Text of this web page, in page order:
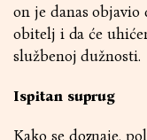
on je danas
obitelj i da će
službenoj dužnosti.
Ispitan suprug
Kako se doznaje,